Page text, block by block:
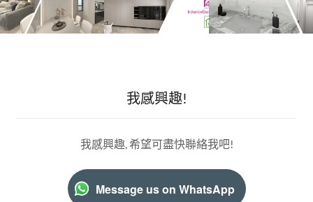
我感興趣!
我感興趣, 希望可盡快聯絡我吧!
Message us on WhatsApp